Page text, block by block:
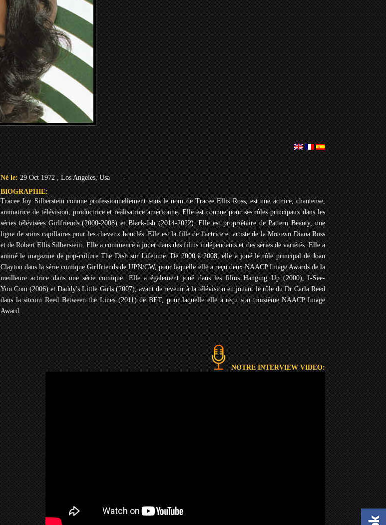
Né le:29 Oct 1972 , Los Angeles, Usa
-
BIOGRAPHIE:
Tracee Joy Silberstein connue professionnellement sous le nom de Tracee Ellis Ross, est une actrice, chanteuse,
animatrice de télévision, productrice et réalisatrice américaine. Elle est connue pour ses rôles principaux dans les
séries télévisées Girlfriends (2000-2008) et Black-Ish (2014-2022). Elle est propriétaire de Pattern Beauty, une
ligne de soins capillaires pour les cheveux bouclés. Elle est la fille de l'actrice et artiste de la Motown Diana Ross
et de Robert Ellis Silberstein. Elle a commencé à jouer dans des films indépendants et des séries de variétés. Elle a
animé le magazine de pop-culture The Dish sur Lifetime. De 2000 à 2008, elle a joué le rôle principal de Joan
Clayton dans la série comique Girlfriends de UPN/CW, pour laquelle elle a reçu deux NAACP Image Awards de la
meilleure actrice dans une série comique. Elle a également joué dans les films Hanging Up (2000), I-See-
You.Com (2006) et Daddy's Little Girls (2007), avant de revenir à la télévision en jouant le rôle du Dr Carla Reed
dans la sitcom Reed Between the Lines (2011) de BET, pour laquelle elle a reçu son troisième NAACP Image
Award.
NOTRE INTERVIEW VIDEO: